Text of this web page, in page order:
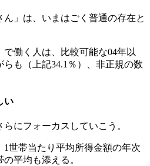
」は、いまはごく普通の存在と
働く人は、比較可能な04年以
も（上記34.1％）、非正規の数
い
らにフォーカスしていこう。
1世帯当たり平均所得金額の年次
平均も添える。